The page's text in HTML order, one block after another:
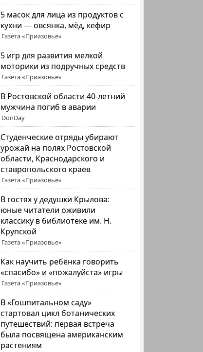
5 масок для лица из продуктов с
кухни — овсянка, мёд, кефир
Газета «Приазовье»
5 игр для развития мелкой
моторики из подручных средств
Газета «Приазовье»
В Ростовской области 40-летний
мужчина погиб в аварии
DonDay
Студенческие отряды убирают
урожай на полях Ростовской
области, Краснодарского и
ставропольского краев
Газета «Приазовье»
В гостях у дедушки Крылова:
юные читатели оживили
классику в библиотеке им. Н.
Крупской
Газета «Приазовье»
Как научить ребёнка говорить
«спасибо» и «пожалуйста» игры
Газета «Приазовье»
В «Гошпитальном саду»
стартовал цикл ботанических
путешествий: первая встреча
была посвящена американским
растениям